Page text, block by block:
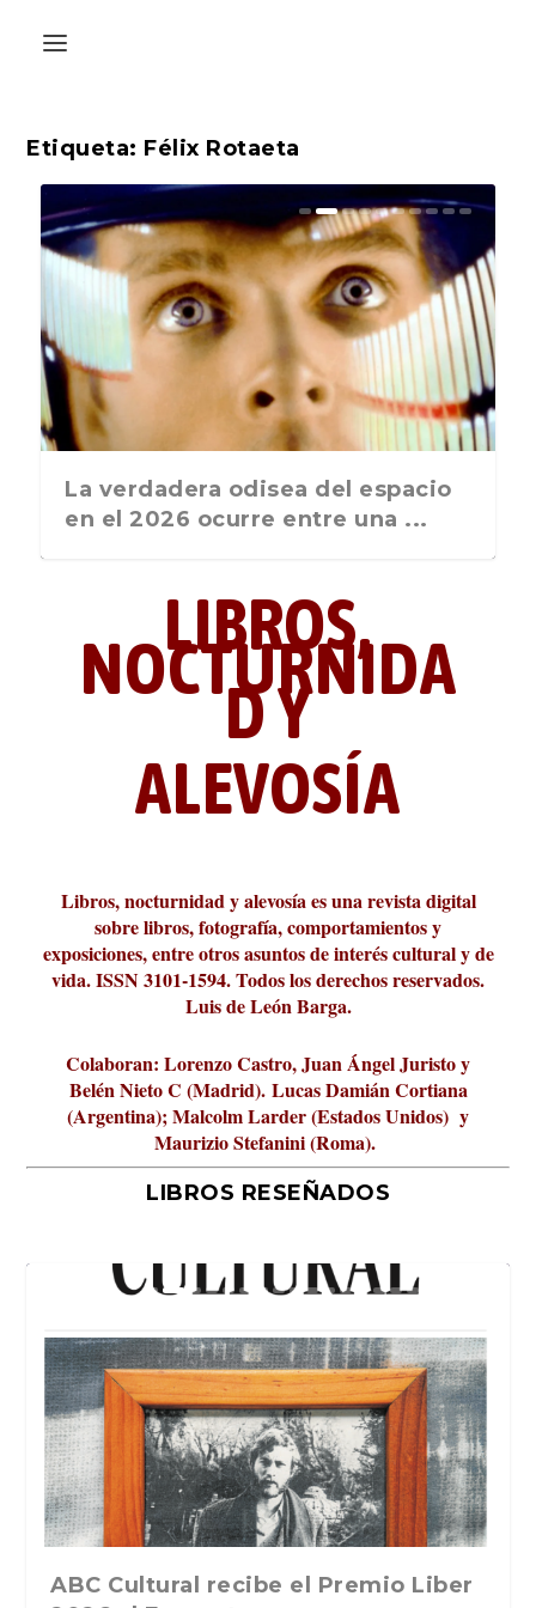
Etiqueta: Félix Rotaeta
La última postal de la temporada
nos recuerda que nos vamos ...
La verdadera odisea del espacio
en el 2026 ocurre entre una ...
Liber 2026 al Fomento de la Le...
Revista Cultural Turia, númer...
10.000 pasos al día? Lo que d...
paisajística del mar de Sicil...
París
metafísicos de la novela ne...
LIBROS,
NOCTURNIDA
D Y
ALEVOSÍA
Libros, nocturnidad y alevosía es una revista digital
sobre libros, fotografía, comportamientos y
exposiciones, entre otros asuntos de interés cultural y de
vida. ISSN 3101-1594. Todos los derechos reservados.
Luis de León Barga.
Colaboran: Lorenzo Castro, Juan Ángel Juristo y
Belén Nieto C (Madrid). Lucas Damián Cortiana
(Argentina); Malcolm Larder (Estados Unidos) y
Maurizio Stefanini (Roma).
LIBROS RESEÑADOS
La verdadera odisea del espacio en
ABC Cultural recibe el Premio Liber
La cultura de la transgresión.